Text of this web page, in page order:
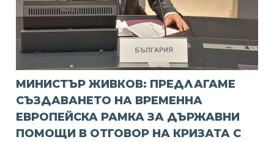
МИНИСТЪР ЖИВКОВ: ПРЕДЛАГАМЕ
СЪЗДАВАНЕТО НА ВРЕМЕННА
ЕВРОПЕЙСКА РАМКА ЗА ДЪРЖАВНИ
ПОМОЩИ В ОТГОВОР НА КРИЗАТА С